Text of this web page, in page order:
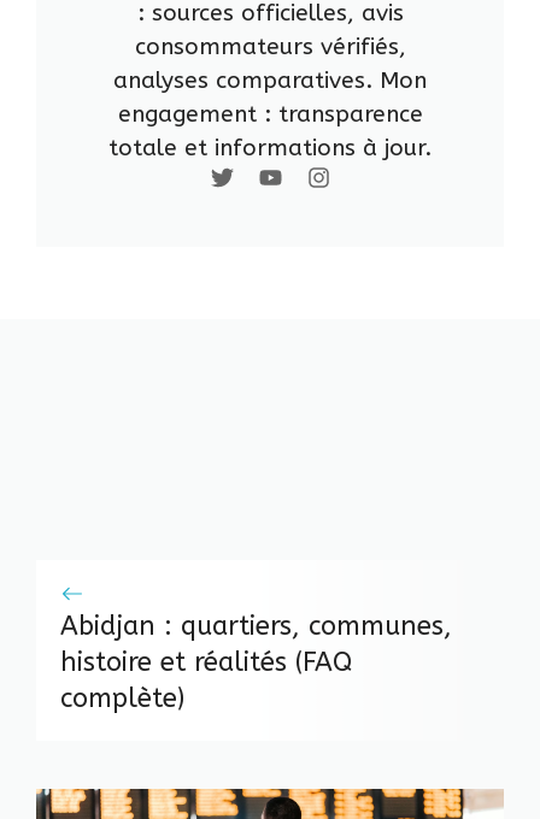
: sources officielles, avis
consommateurs vérifiés,
analyses comparatives. Mon
engagement : transparence
totale et informations à jour.
Abidjan : quartiers, communes,
histoire et réalités (FAQ
complète)